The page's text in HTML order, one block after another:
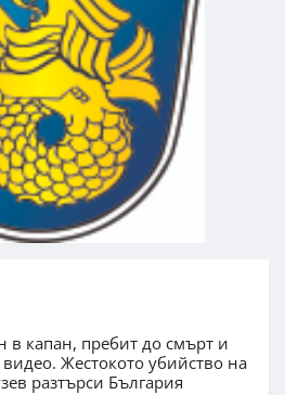
в капан, пребит до смърт и
видео. Жестокото убийство на
разтърси България